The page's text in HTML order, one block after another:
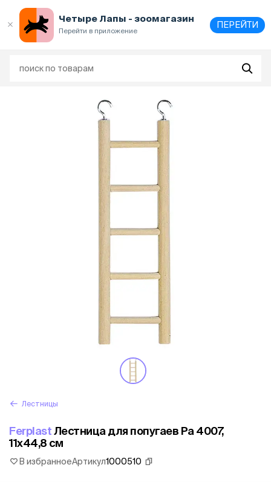
Четыре Лапы - зоомагазин
Перейти в приложение
ПЕРЕЙТИ
Лестницы
FerplastЛестница для попугаев Рa 4007,
11x44,8 см
В избранноеАртикул1000510